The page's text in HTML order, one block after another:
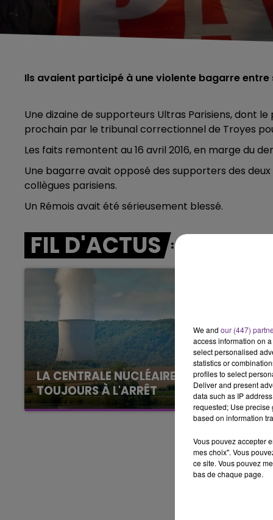
7h00 - 11h00
BEST OF
Ils avaient participé à une violente bagarre
Une dizaine de supporteurs Ultras Parisiens, dont
prochain par le tribunal correctionnel de Troyes
Les faits remontent au 16 avril 2016, en marge du
Une bagarre avait opposé des supporters des
collègues parisiens.
Un Rémois avait été sérieusement blessé.
FIL D'ACTUS
LA CENTRALE NUCLÉAIRE DE CHOOZ
TOUJOURS À L'ARRÊT
Cela fait déjà une semaine que la centrale
nucléaire ardennaise est à l'arrêt. Une situation
justifiée par la sécheresse intense qui est
We and our (447)
access information on
select personalised
statistics or
profiles to select
Deliver and present
data such as IP
requested; Use precise
based on information
Vous pouvez accepter
mes choix". Vous
ce site. Vous pouvez
bas de chaque page.